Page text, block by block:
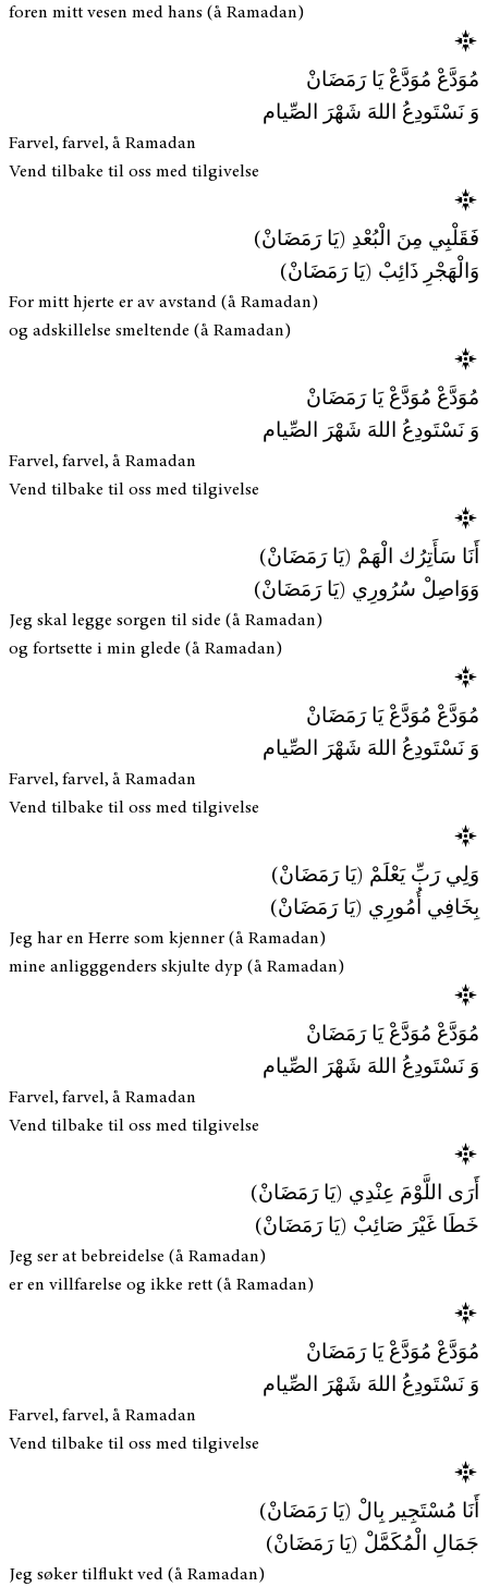
foren mitt vesen med hans (å Ramadan)
مُوَدَّعْ مُوَدَّعْ يَا رَمَضَانْ
وَ نَسْتَودِعُ اللهَ شَهْرَ الصِّيام
Farvel, farvel, å Ramadan
Vend tilbake til oss med tilgivelse
فَقَلْبِي مِنَ الْبُعْدِ (يَا رَمَضَانْ)
وَالْهَجْرِ ذَائِبْ (يَا رَمَضَانْ)
For mitt hjerte er av avstand (å Ramadan)
og adskillelse smeltende (å Ramadan)
مُوَدَّعْ مُوَدَّعْ يَا رَمَضَانْ
وَ نَسْتَودِعُ اللهَ شَهْرَ الصِّيام
Farvel, farvel, å Ramadan
Vend tilbake til oss med tilgivelse
أَنَا سَأَتِرُك الْهَمْ (يَا رَمَضَانْ)
وَوَاصِلْ سُرُورِي (يَا رَمَضَانْ)
Jeg skal legge sorgen til side (å Ramadan)
og fortsette i min glede (å Ramadan)
مُوَدَّعْ مُوَدَّعْ يَا رَمَضَانْ
وَ نَسْتَودِعُ اللهَ شَهْرَ الصِّيام
Farvel, farvel, å Ramadan
Vend tilbake til oss med tilgivelse
وَلِي رَبِّ يَعْلَمْ (يَا رَمَضَانْ)
بِخَافِي أُمُورِي (يَا رَمَضَانْ)
Jeg har en Herre som kjenner (å Ramadan)
mine anligggenders skjulte dyp (å Ramadan)
مُوَدَّعْ مُوَدَّعْ يَا رَمَضَانْ
وَ نَسْتَودِعُ اللهَ شَهْرَ الصِّيام
Farvel, farvel, å Ramadan
Vend tilbake til oss med tilgivelse
أَرَى اللَّوْمَ عِنْدِي (يَا رَمَضَانْ)
خَطَا غَيْرَ صَائِبْ (يَا رَمَضَانْ)
Jeg ser at bebreidelse (å Ramadan)
er en villfarelse og ikke rett (å Ramadan)
مُوَدَّعْ مُوَدَّعْ يَا رَمَضَانْ
وَ نَسْتَودِعُ اللهَ شَهْرَ الصِّيام
Farvel, farvel, å Ramadan
Vend tilbake til oss med tilgivelse
أَنَا مُسْتَجِير بِالْ (يَا رَمَضَانْ)
جَمَالِ الْمُكَمَّلْ (يَا رَمَضَانْ)
Jeg søker tilflukt ved (å Ramadan)